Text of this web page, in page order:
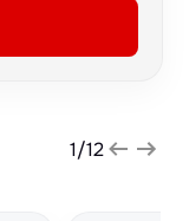
1/12